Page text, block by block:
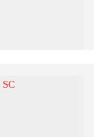
in weniger als
Platz für Ihr
Körbe